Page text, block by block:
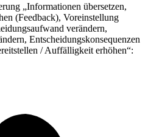
„Informationen übersetzen,
(Feedback), Voreinstellung
verändern,
Entscheidungskonsequenzen
/ Auffälligkeit erhöhen“: